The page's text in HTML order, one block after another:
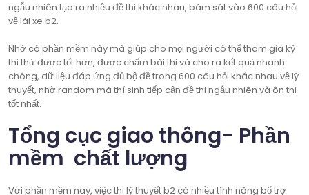
ngẫu nhiên tạo ra nhiều đề thi khác nhau, bám sát vào 600 câu hỏi
về lái xe b2.
Nhờ có phần mềm này mà giúp cho mọi người có thể tham gia kỳ
thi thử được tốt hơn, được chấm bài thi và cho ra kết quả nhanh
chóng, dữ liệu đáp ứng đủ bộ đề trong 600 câu hỏi khác nhau về lý
thuyết, nhờ random mà thí sinh tiếp cận đề thi ngẫu nhiên và ôn thi
tốt nhất.
Tổng cục giao thông- Phần
mềm chất lượng
Với phần mềm nay, việc thi lý thuyết b2 có nhiều tính năng bổ trợ